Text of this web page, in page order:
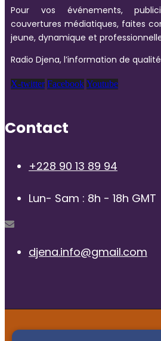
Pour vos événements,
couvertures médiatiques, faites
jeune, dynamique et
Radio Djena, l’information de
X-twitter Facebook Youtube
Contact
+228 90 13 89 94
Lun- Sam : 8h - 18h GMT
djena.info@gmail.com